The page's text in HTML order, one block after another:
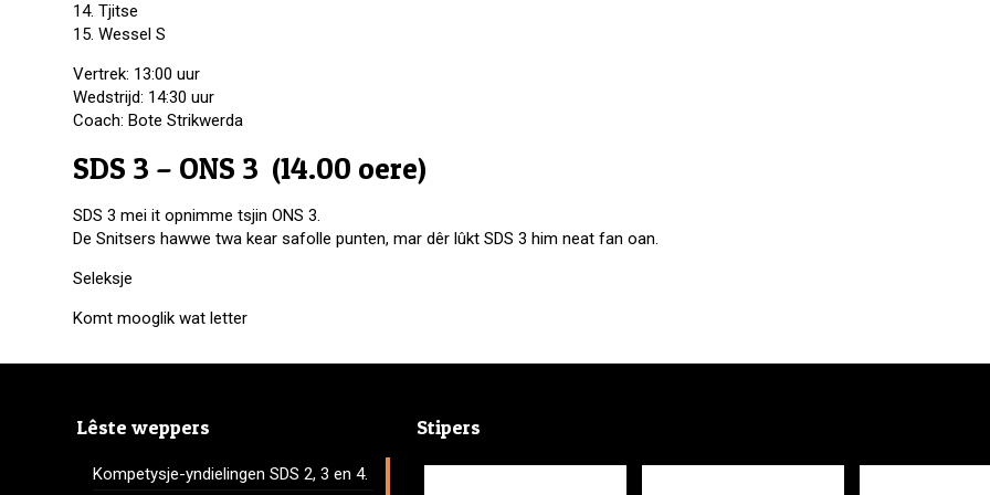
14. Tjitse
15. Wessel S
Vertrek: 13:00 uur
Wedstrijd: 14:30 uur
Coach: Bote Strikwerda
SDS 3 – ONS 3 (14.00 oere)
SDS 3 mei it opnimme tsjin ONS 3.
De Snitsers hawwe twa kear safolle punten, mar dêr lûkt SDS 3 him neat fan oan.
Seleksje
Komt mooglik wat letter
Lêste weppers
Kompetysje-yndielingen SDS 2, 3 en 4.
Stipers